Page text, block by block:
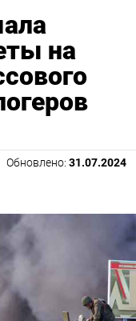
на
Обновлено: 31.07.2024